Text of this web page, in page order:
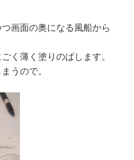
画面の奥になる風船から
く薄く塗りのばします。
うので。